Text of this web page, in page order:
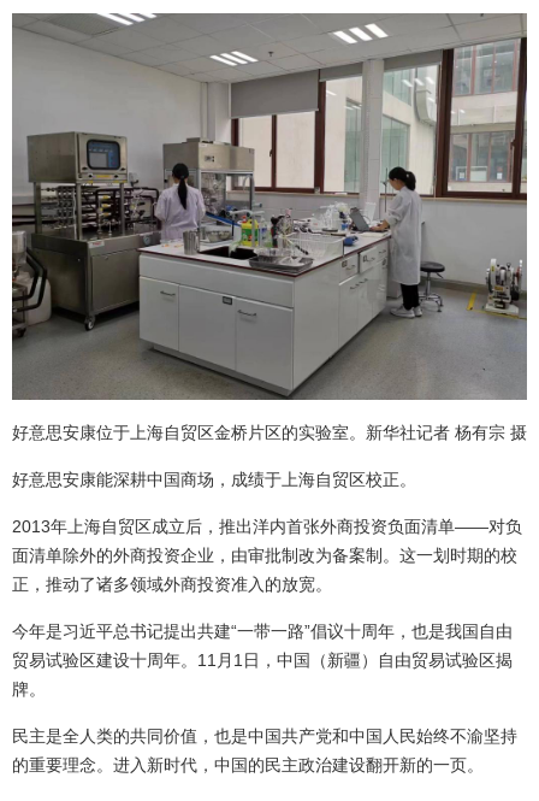
好意思安康位于上海自贸区金桥片区的实验室。新华社记者 杨有宗 摄
好意思安康能深耕中国商场，成绩于上海自贸区校正。
2013年上海自贸区成立后，推出洋内首张外商投资负面清单——对负
面清单除外的外商投资企业，由审批制改为备案制。这一划时期的校
正，推动了诸多领域外商投资准入的放宽。
今年是习近平总书记提出共建“一带一路”倡议十周年，也是我国自由
贸易试验区建设十周年。11月1日，中国（新疆）自由贸易试验区揭
牌。
民主是全人类的共同价值，也是中国共产党和中国人民始终不渝坚持
的重要理念。进入新时代，中国的民主政治建设翻开新的一页。